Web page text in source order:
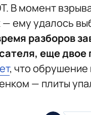
В момент
ему удалось
разборов
еще двое
, что обрушение
— плиты